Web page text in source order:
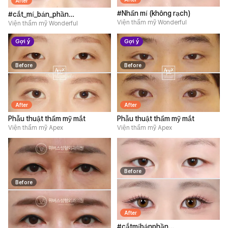
#cắt_mí_bán_phần
#mở_rộng_góc_mắt_trên
#mở_rộng_góc_mắt_ngoài_và_hạ_mi_dưới
#lấy_mỡ_mí_mắt_trên
Viện thẩm mỹ Wonderful
#Nhấn mí (không rạch)
Viện thẩm mỹ Wonderful
Before
After
Gợi ý
Phẫu thuật thẩm mỹ mắt
Viện thẩm mỹ Apex
Before
After
Gợi ý
Phẫu thuật thẩm mỹ mắt
Viện thẩm mỹ Apex
Before
Before
After
#cắtmíbánphần